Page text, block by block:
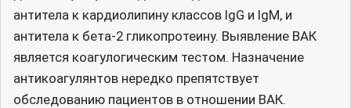
антитела к кардиолипину классов IgG и IgM, и
антитела к бета-2 гликопротеину. Выявление ВАК
является коагулогическим тестом. Назначение
антикоагулянтов нередко препятствует
обследованию пациентов в отношении ВАК.